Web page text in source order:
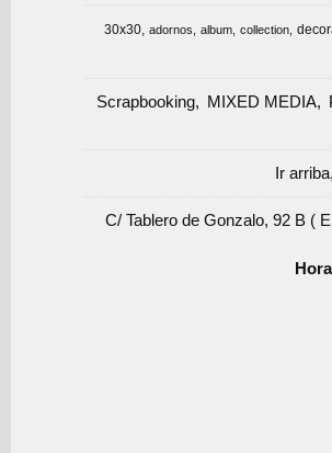
30x30 adornos album collection
Scrapbooking MIXED MEDIA
Ir arriba
C/ Tablero de Gonzalo, 92 B (